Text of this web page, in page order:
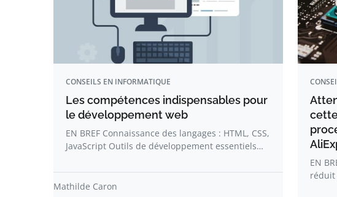
CONSEILS EN INFORMATIQUE
Les compétences indispensables pour
le développement web
EN BREF Connaissance des langages : HTML, CSS,
JavaScript Outils de développement essentiels…
Mathilde Caron
EN
réduit